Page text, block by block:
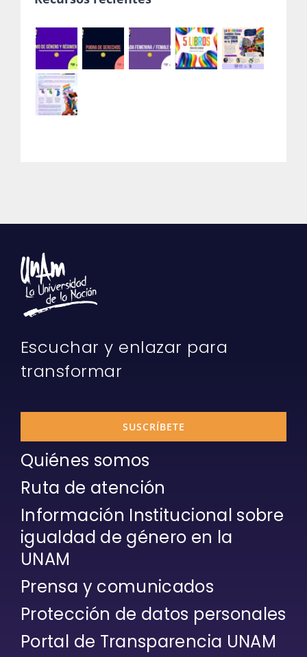
Escuchar y enlazar para
transformar
SUSCRÍBETE
Quiénes somos
Ruta de atención
Información Institucional sobre
igualdad de género en la
UNAM
Prensa y comunicados
Protección de datos personales
Portal de Transparencia UNAM